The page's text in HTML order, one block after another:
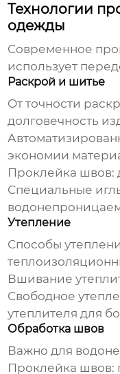
Технологии
одежды
Современное
использует
Раскрой и шитье
От точности
долговечность
экономии
Проклейка швов:
Специальные
Утепление
Способы
Вшивание
Свободное
утеплителя для
Обработка швов
Важно для
Проклейка швов: